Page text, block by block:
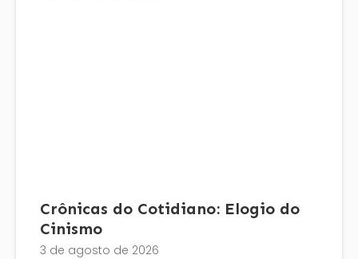
Crônicas do Cotidiano: Elogio do
Cinismo
3 de agosto de 2026